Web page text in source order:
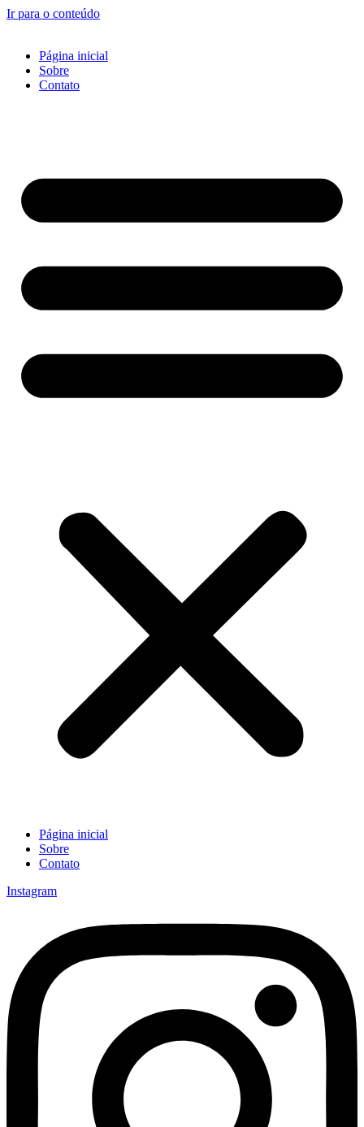
Ir para o conteúdo
Página inicial
Sobre
Contato
Página inicial
Sobre
Contato
Instagram